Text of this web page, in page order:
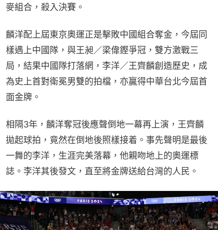
麥組合，殺入決賽。
麟洋配上屆東京奧運正是擊敗中國組合奪金，今屆同
樣遇上中國隊，與王昶／梁偉鏗爭冠，雙方激戰三
局，結果中國隊打落網，李洋／王齊麟創造歷史，成
為史上首對衛冕男雙的拍檔，亦贏得中華台北今屆首
面金牌。
相隔3年，麟洋奪冠後應聲倒地一幕再上演，王齊麟
拋起球拍，竟然在倒地後照樣接着。事先聲明是最後
一舞的李洋，生涯完美落幕，他親吻地上的奧運標
誌。李洋其後發文，直至將金牌送給台灣的人民。